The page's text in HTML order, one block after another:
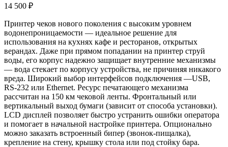
14 500 ₽
Принтер чеков нового поколения с высоким уровнем
водонепроницаемости — идеальное решение для
использования на кухнях кафе и ресторанов, открытых
верандах. Даже при прямом попадании на принтер струй
воды, его корпус надежно защищает внутренние механизмы
— вода стекает по корпусу устройства, не причиняя никакого
вреда. Широкий выбор интерфейсов подключения —USB,
RS-232 или Ethernet. Ресурс печатающего механизма
рассчитан на 150 км чековой ленты. Фронтальный или
вертикальный выход бумаги (зависит от способа установки).
LCD дисплей позволяет быстро устранить ошибки оператора
и помогает в начальной настройке принтера. Опционально
можно заказать встроенный бипер (звонок-пищалка),
крепление на стену, крышку стола или под стойку бара.